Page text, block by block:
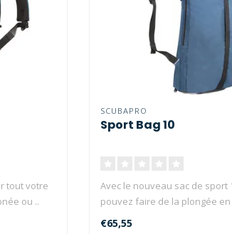
tout votre
ou ..
SCUBAPRO
Sport Bag 10
Avec le nouveau sac de sport
pouvez faire de la plongée
€65,55